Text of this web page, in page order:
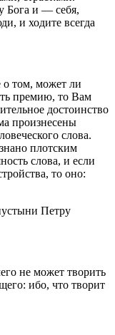
Бога и — себя,
и ходите всегда
том, может ли
премию, то Вам
достоинство
произнесены
слова.
плотским
слова, и если
то оно:
Петру
не может творить
ибо, что творит